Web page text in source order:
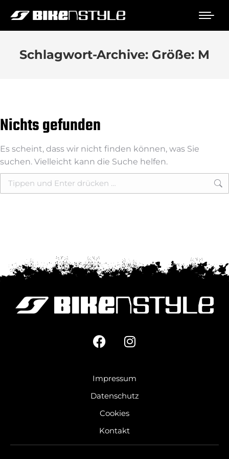
Schlagwort-Archive: Größe: M
Nichts gefunden
Es scheint, dass wir nicht finden können, was Sie
suchen. Vielleicht kann die Suche helfen.
Impressum
Datenschutz
Cookies
Kontakt